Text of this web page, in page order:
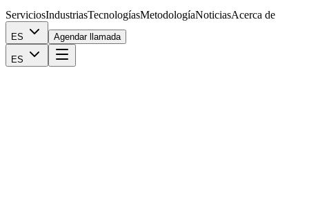
ServiciosIndustriasTecnologíasMetodologíaNoticiasAcerca de
ES Agendar llamada
ES